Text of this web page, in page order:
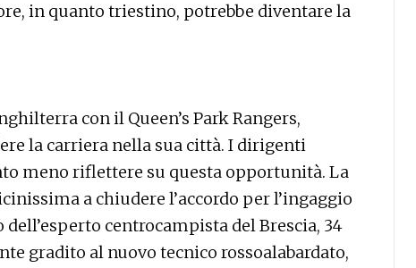
in quanto triestino, potrebbe diventare la
con il Queen’s Park Rangers,
la carriera nella sua città. I dirigenti
meno riflettere su questa opportunità. La
a chiudere l’accordo per l’ingaggio
centrocampista del Brescia, 34
gradito al nuovo tecnico rossoalabardato,